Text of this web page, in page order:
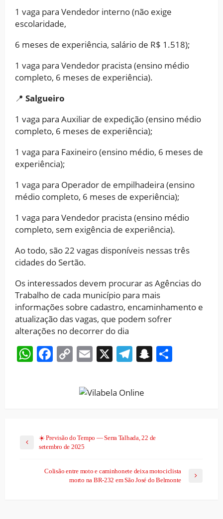
1 vaga para Vendedor interno (não exige
escolaridade,
6 meses de experiência, salário de R$ 1.518);
1 vaga para Vendedor pracista (ensino médio
completo, 6 meses de experiência).
📍 Salgueiro
1 vaga para Auxiliar de expedição (ensino médio
completo, 6 meses de experiência);
1 vaga para Faxineiro (ensino médio, 6 meses de
experiência);
1 vaga para Operador de empilhadeira (ensino
médio completo, 6 meses de experiência);
1 vaga para Vendedor pracista (ensino médio
completo, sem exigência de experiência).
Ao todo, são 22 vagas disponíveis nessas três
cidades do Sertão.
Os interessados devem procurar as Agências do
Trabalho de cada município para mais
informações sobre cadastro, encaminhamento e
atualização das vagas, que podem sofrer
alterações no decorrer do dia
WhatsApp
Facebook
CopyEmail
X Telegram
Snapchat
☀️ Previsão do Tempo — Serra Talhada, 22 de
setembro de 2025
Colisão entre moto e caminhonete deixa motociclista
morto na BR-232 em São José do Belmonte